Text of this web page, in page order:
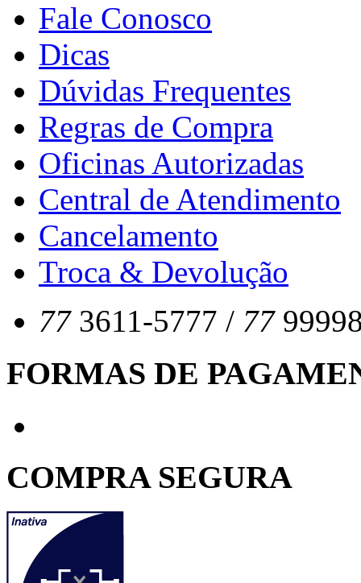
Fale Conosco
Dicas
Dúvidas Frequentes
Regras de Compra
Oficinas Autorizadas
Central de Atendimento
Cancelamento
Troca & Devolução
77 3611-5777 / 77
FORMAS DE
COMPRA SEGURA